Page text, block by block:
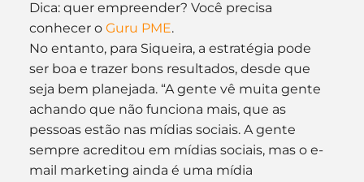
Dica: quer empreender? Você precisa
conhecer o Guru PME.
No entanto, para Siqueira, a estratégia pode
ser boa e trazer bons resultados, desde que
seja bem planejada. “A gente vê muita gente
achando que não funciona mais, que as
pessoas estão nas mídias sociais. A gente
sempre acreditou em mídias sociais, mas o e-
mail marketing ainda é uma mídia